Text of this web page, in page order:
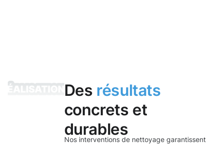
Des résultats
concrets et
durables
Nos interventions de nettoyage garantissent